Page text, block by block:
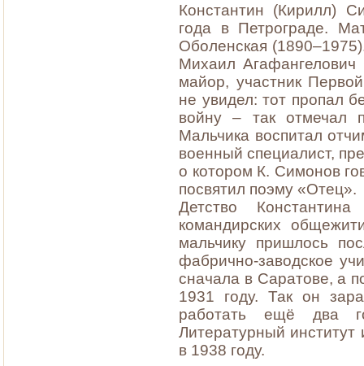
Константин (Кирилл)
года в Петрограде.
Оболенская
Михаил
майор, участник
не увидел: тот пропал
войну – так отмечал
Мальчика воспитал
военный специалист,
о котором К. Симонов
посвятил поэму «Отец».
Детство
командирских
мальчику пришлось
фабрично-заводское
сначала в Саратове, а
1931 году. Так он
работать ещё два
Литературный
в 1938 году.